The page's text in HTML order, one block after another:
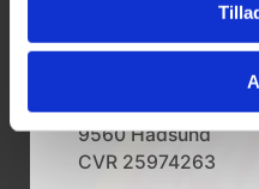
Tajima Trading
Aps
Aalborgvej 62A,
9560 Hadsund
CVR 25974263